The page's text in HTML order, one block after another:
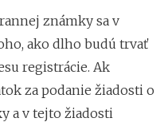
známky sa v
ako dlho budú trvať
registrácie. Ak
za podanie žiadosti o
a v tejto žiadosti